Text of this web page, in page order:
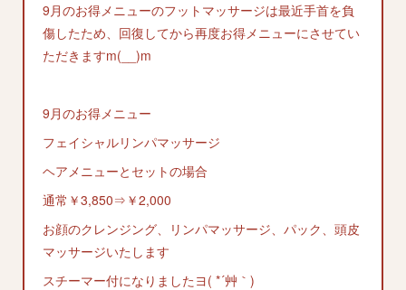
9月のお得メニューのフットマッサージは最近手首を負
傷したため、回復してから再度お得メニューにさせてい
ただきますm(__)m
9月のお得メニュー
フェイシャルリンパマッサージ
ヘアメニューとセットの場合
通常￥3,850⇒￥2,000
お顔のクレンジング、リンパマッサージ、パック、頭皮
マッサージいたします
スチーマー付になりましたヨ( *´艸｀)